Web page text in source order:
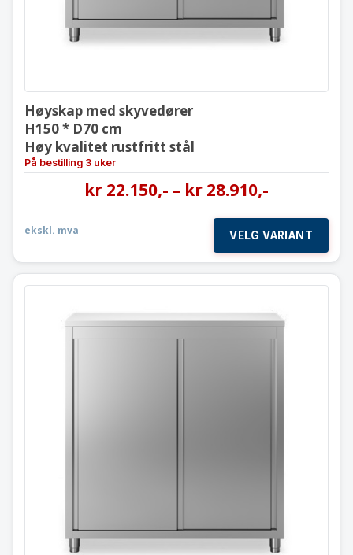
Høyskap med skyvedører
H150 * D70 cm
Høy kvalitet rustfritt stål
På bestilling 3 uker
kr 22.150,- – kr 28.910,-
ekskl. mva VELG VARIANT